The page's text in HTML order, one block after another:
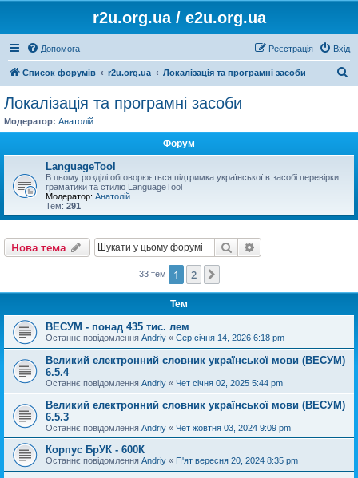
r2u.org.ua / e2u.org.ua
Допомога Вхід
Реєстрація
Список форумів r2u.org.ua Локалізація та програмні засоби
Локалізація та програмні засоби
Модератор: Анатолій
Форум
LanguageTool
В цьому розділі обговорюється підтримка української в засобі перевірки
граматики та стилю LanguageTool
Модератор: Анатолій
Тем: 291
Нова тема Пошук
33 тем 1 2
Тем
ВЕСУМ - понад 435 тис. лем
Останнє повідомлення Andriy « Сер січня 14, 2026 6:18 pm
Великий електронний словник української мови (ВЕСУМ)
6.5.4
Останнє повідомлення Andriy « Чет січня 02, 2025 5:44 pm
Великий електронний словник української мови (ВЕСУМ)
6.5.3
Останнє повідомлення Andriy « Чет жовтня 03, 2024 9:09 pm
Корпус БрУК - 600К
Останнє повідомлення Andriy « П'ят вересня 20, 2024 8:35 pm